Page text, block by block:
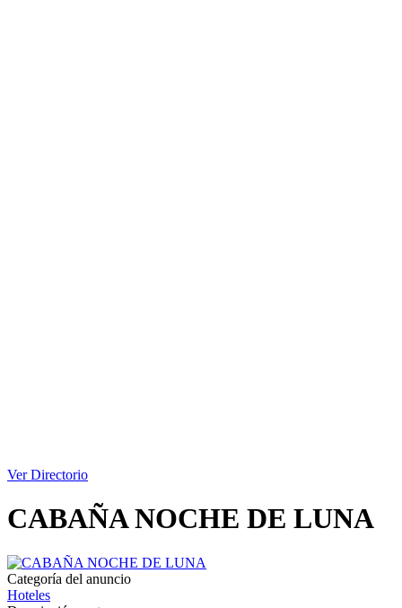
Ver Directorio
CABAÑA NOCHE DE LUNA
Categoría del anuncio
Hoteles